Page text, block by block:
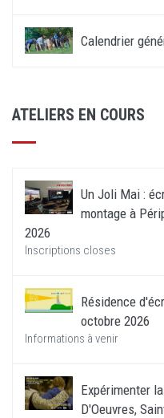
Calendrier
ATELIERS EN COURS
Un Joli Mai :
montage à
2026
Inscriptions closes
Résidence
octobre 2026
Informations à venir
Expérimenter
D'Oeuvres,